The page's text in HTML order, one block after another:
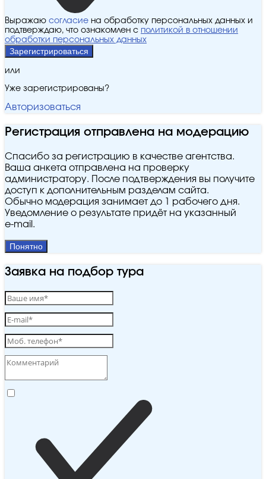
Выражаю согласие на обработку персональных данных и
подтверждаю, что ознакомлен с политикой в отношении
обработки персональных данных
Зарегистрироваться
или
Уже зарегистрированы?
Авторизоваться
Регистрация отправлена на модерацию
Спасибо за регистрацию в качестве агентства.
Ваша анкета отправлена на проверку
администратору. После подтверждения вы получите
доступ к дополнительным разделам сайта.
Обычно модерация занимает до 1 рабочего дня.
Уведомление о результате придёт на указанный
e‑mail.
Понятно
Заявка на подбор тура